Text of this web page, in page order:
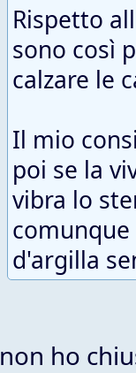
Rispetto
sono così
calzare le
Il mio
poi se la
vibra lo
d'argilla
non ho